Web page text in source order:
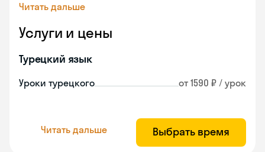
Читать дальше
Услуги и цены
Турецкий язык
Уроки турецкого от 1590 ₽ / урок
Читать дальше Выбрать время